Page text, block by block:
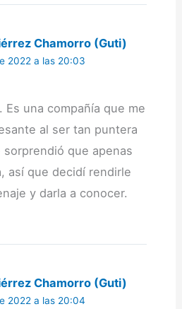
Chamorro (Guti)
2022 a las 20:03
. Es una compañía que me
al ser tan puntera
sorprendió que apenas
así que decidí rendirle
y darla a conocer.
Chamorro (Guti)
2022 a las 20:04